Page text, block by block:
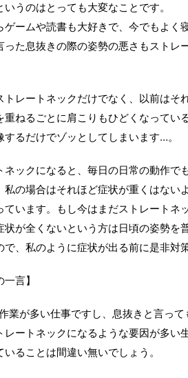
いうのはとっても大変なことです。
ゲームや読書も大好きで、今でもよく
った息抜きの際の姿勢の悪さもストレ
トレートネックだけでなく、以前はそ
重ねるごとに肩こりもひどくなってい
するだけでゾッとしてしまいます…。
ネックになると、毎日の日常の動作で
私の場合はそれほど症状が重くはない
ています。もし今はまだストレートネ
状が全くないという方は日頃の姿勢を
で、私のように症状が出る前に是非対
一言】
業が多い仕事ですし、息抜きと言っ
レートネックになるような要因が多い
いることは間違い無いでしょう。